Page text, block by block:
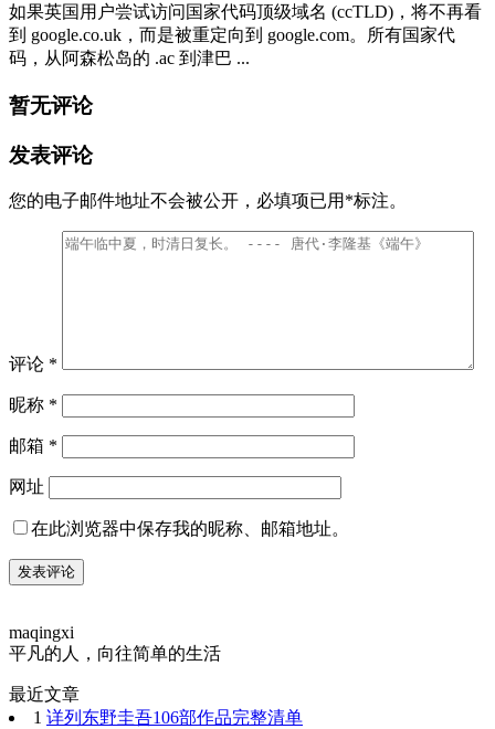
如果英国用户尝试访问国家代码顶级域名 (ccTLD)，将不再看
到 google.co.uk，而是被重定向到 google.com。所有国家代
码，从阿森松岛的 .ac 到津巴 ...
暂无评论
发表评论
您的电子邮件地址不会被公开， 必填项已用 *标注。
评论 *
昵称 *
邮箱 *
网址
在此浏览器中保存我的昵称、邮箱地址。
maqingxi
平凡的人，向往简单的生活
最近文章
1 详列东野圭吾106部作品完整清单